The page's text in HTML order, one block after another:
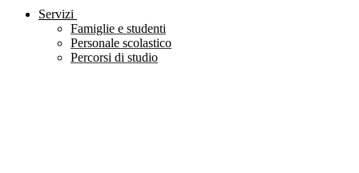
Servizi
Famiglie e studenti
Personale scolastico
Percorsi di studio